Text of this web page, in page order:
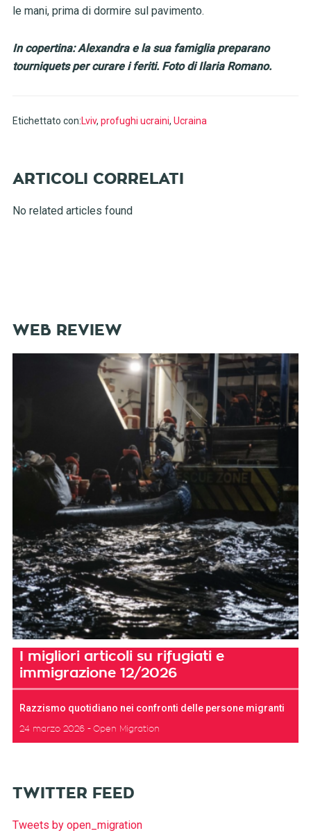
le mani, prima di dormire sul pavimento.
In copertina: Alexandra e la sua famiglia preparano
tourniquets per curare i feriti. Foto di Ilaria Romano.
Etichettato con:Lviv, profughi ucraini, Ucraina
No related articles found
WEB REVIEW
I migliori articoli su rifugiati e
immigrazione 12/2026
Razzismo quotidiano nei confronti delle persone migranti
24 marzo 2026 Open Migration
TWITTER FEED
Tweets by open_migration